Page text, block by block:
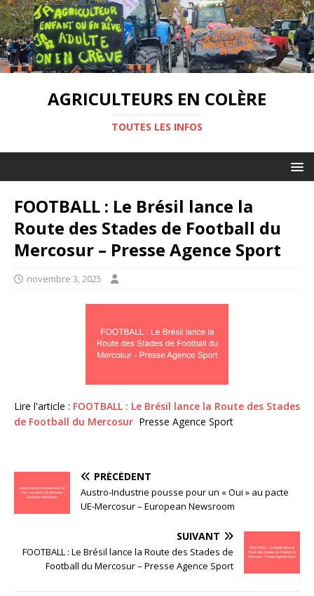
AGRICULTEURS EN COLÈRE
TOUTES LES INFOS
FOOTBALL : Le Brésil lance la
Route des Stades de Football du
Mercosur – Presse Agence Sport
novembre 3, 2025
Lire l'article : FOOTBALL : Le Brésil lance la Route des Stades
de Football du Mercosur Presse Agence Sport
PRÉCÉDENT
Austro-Industrie pousse pour un « Oui » au pacte
UE-Mercosur – European Newsroom
SUIVANT
FOOTBALL : Le Brésil lance la Route des Stades de
Football du Mercosur – Presse Agence Sport